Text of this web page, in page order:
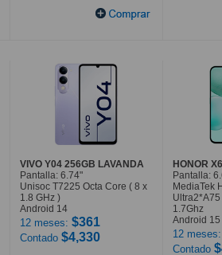
VIVO Y04 256GB LAVANDA
Pantalla: 6.74"
Unisoc T7225 Octa Core ( 8 x
1.8 GHz )
Android 14
12 meses: $361
Contado $4,330
HONOR
Pantalla:
MediaTek
1.7Ghz
Android 15
12 meses:
Contado